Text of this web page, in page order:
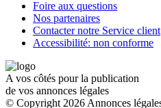
Foire aux questions
Nos partenaires
Contacter notre Service client
Accessibilité: non conforme
A vos côtés pour la publication
de vos annonces légales
© Copyright 2026 Annonces